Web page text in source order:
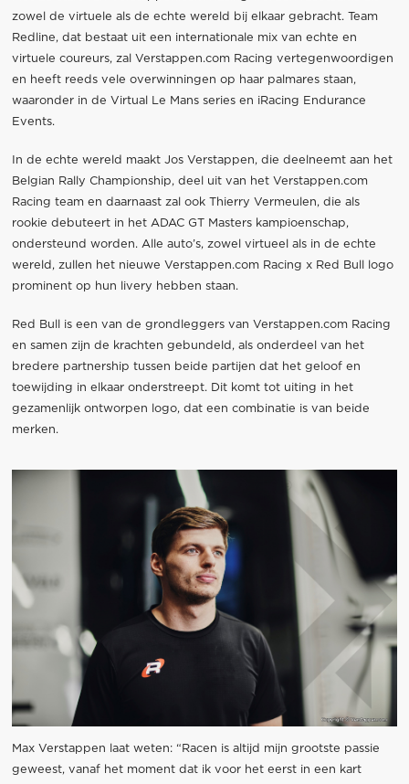
zowel de virtuele als de echte wereld bij elkaar gebracht. Team
Redline, dat bestaat uit een internationale mix van echte en
virtuele coureurs, zal Verstappen.com Racing vertegenwoordigen
en heeft reeds vele overwinningen op haar palmares staan,
waaronder in de Virtual Le Mans series en iRacing Endurance
Events.
In de echte wereld maakt Jos Verstappen, die deelneemt aan het
Belgian Rally Championship, deel uit van het Verstappen.com
Racing team en daarnaast zal ook Thierry Vermeulen, die als
rookie debuteert in het ADAC GT Masters kampioenschap,
ondersteund worden. Alle auto’s, zowel virtueel als in de echte
wereld, zullen het nieuwe Verstappen.com Racing x Red Bull logo
prominent op hun livery hebben staan.
Red Bull is een van de grondleggers van Verstappen.com Racing
en samen zijn de krachten gebundeld, als onderdeel van het
bredere partnership tussen beide partijen dat het geloof en
toewijding in elkaar onderstreept. Dit komt tot uiting in het
gezamenlijk ontworpen logo, dat een combinatie is van beide
merken.
Max Verstappen laat weten: “Racen is altijd mijn grootste passie
geweest, vanaf het moment dat ik voor het eerst in een kart